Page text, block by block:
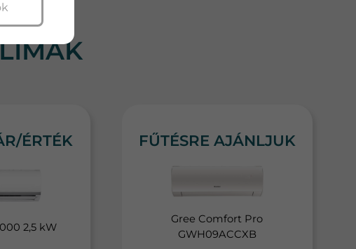
ÉRTÉK
2,5 kW
FŰTÉSRE AJÁNLJUK
Gree Comfort Pro
GWH09ACCXB